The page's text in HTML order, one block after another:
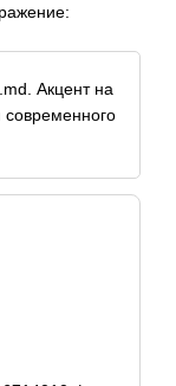
Акцент на